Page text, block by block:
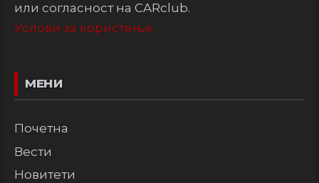
или согласност на CARclub.
Услови за користење.
МЕНИ
Почетна
Вести
Новитети